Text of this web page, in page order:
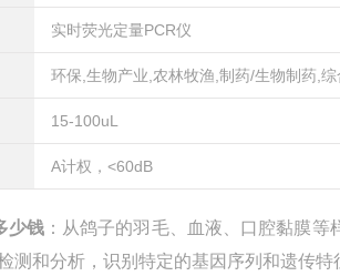
实时荧光定量PCR仪
环保,生物产业,农林牧渔,制药/生物制药,综
15-100uL
A计权，<60dB
少钱：从鸽子的羽毛、血液、口腔黏膜
测和分析，识别特定的基因序列和遗传